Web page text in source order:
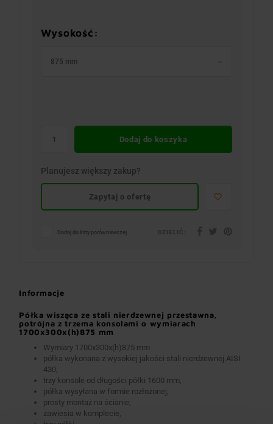
Wysokość:
875 mm
Dodaj do koszyka
Planujesz większy zakup?
Zapytaj o ofertę
Dodaj do listy porównawczej
Informacje
Półka wisząca ze stali nierdzewnej przestawna,
potrójna z trzema konsolami o wymiarach
1700x300x(h)875 mm
Wymiary 1700x300x(h)875 mm
półka wykonana z wysokiej jakości stali nierdzewnej AISI
430,
trzy konsole od długości półki 1600 mm,
półka wysyłana w formie rozłożonej,
prosty montaż na ścianie,
zawiesia w komplecie,